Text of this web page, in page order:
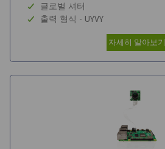
글로벌 셔터
출력 형식 - UYVY
자세히 알아보기